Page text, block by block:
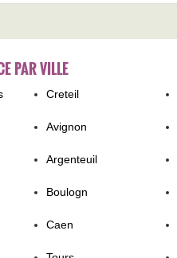
PAR VILLE
Creteil
Avignon
Argenteuil
Boulogn
Caen